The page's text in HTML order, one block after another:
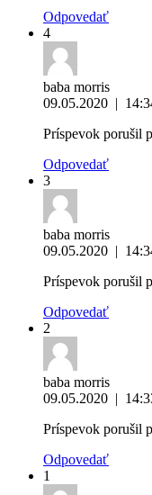
Odpovedať
4
baba morris
09.05.2020 |
Príspevok porušil
Odpovedať
3
baba morris
09.05.2020 |
Príspevok porušil
Odpovedať
2
baba morris
09.05.2020 |
Príspevok porušil
Odpovedať
1